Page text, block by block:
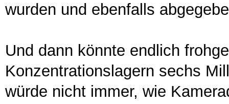
wurden und ebenfalls
Und dann könnte endlich
Konzentrationslagern sechs
würde nicht immer, wie